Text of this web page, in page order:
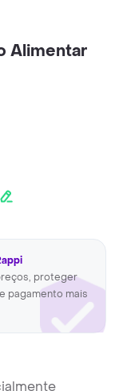
Alimentar
proteger
pagamento mais